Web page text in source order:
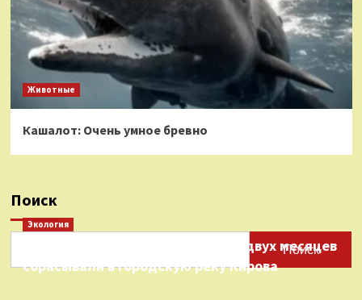
Животные
Кашалот: Очень умное бревно
Поиск
Поиск
Экология
Нефтепродукты на протяжении двух месяцев
сбрасывали в городскую реку Кирова